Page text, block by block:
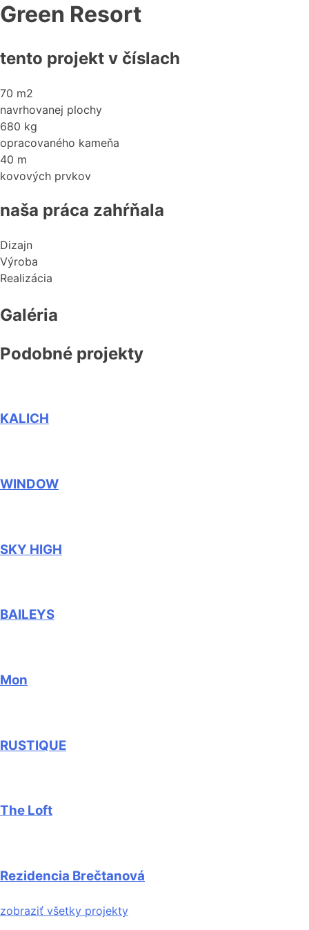
Green Resort
tento projekt v číslach
70 m2
navrhovanej plochy
680 kg
opracovaného kameňa
40 m
kovových prvkov
naša práca zahŕňala
Dizajn
Výroba
Realizácia
Galéria
Podobné projekty
KALICH
WINDOW
SKY HIGH
BAILEYS
Mon
RUSTIQUE
The Loft
Rezidencia Brečtanová
zobraziť všetky projekty